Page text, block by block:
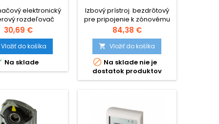
elektronický
rozdeľovač
nákladov
Cena
30,69 €
Vložiť do košíka
Na sklade
Izbový prístroj bezdrôtový
pre pripojenie k zónovému
modulu RDE-MZ6.
Cena
84,38 €
 Vložiť do košíka
 Na sklade nie je
dostatok produktov